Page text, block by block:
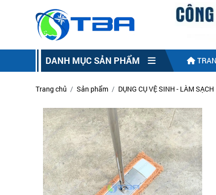
DANH MỤC SẢN PHẨM
Trang chủ Sản phẩm DỤNG CỤ VỆ SINH - LÀM SẠCH